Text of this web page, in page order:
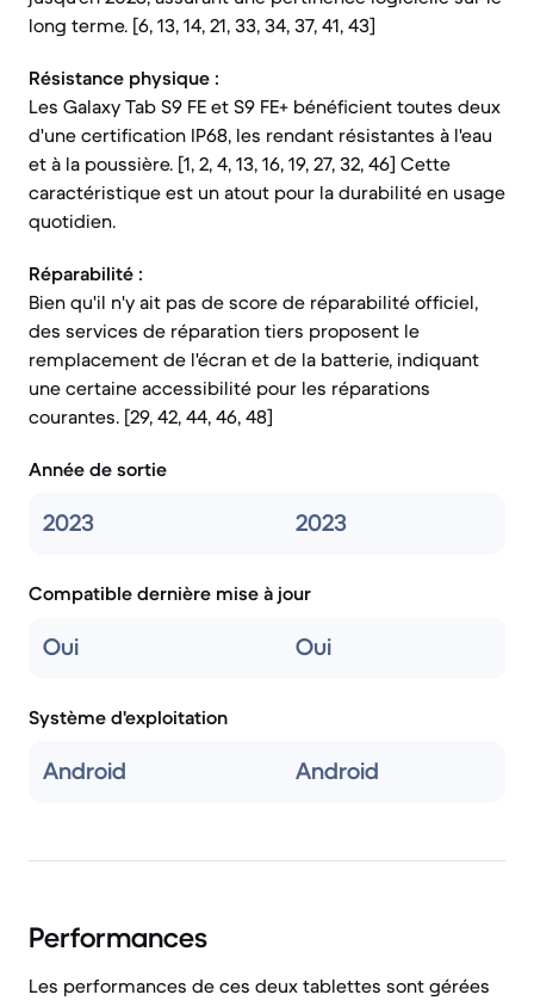
long terme. [6, 13, 14, 21, 33, 34, 37, 41, 43]
Résistance physique :
Les Galaxy Tab S9 FE et S9 FE+ bénéficient toutes deux
d'une certification IP68, les rendant résistantes à l'eau
et à la poussière. [1, 2, 4, 13, 16, 19, 27, 32, 46] Cette
caractéristique est un atout pour la durabilité en usage
quotidien.
Réparabilité :
Bien qu'il n'y ait pas de score de réparabilité officiel,
des services de réparation tiers proposent le
remplacement de l'écran et de la batterie, indiquant
une certaine accessibilité pour les réparations
courantes. [29, 42, 44, 46, 48]
Année de sortie
2023 2023
Compatible dernière mise à jour
Oui Oui
Système d'exploitation
Android Android
Performances
Les performances de ces deux tablettes sont gérées